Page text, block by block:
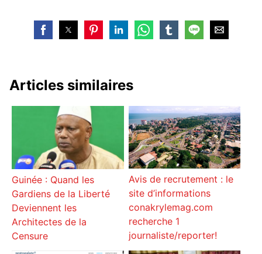
Articles similaires
Guinée : Quand les
Gardiens de la Liberté
Deviennent les
Architectes de la
Censure
Avis de recrutement : le
site d’informations
conakrylemag.com
recherche 1
journaliste/reporter!